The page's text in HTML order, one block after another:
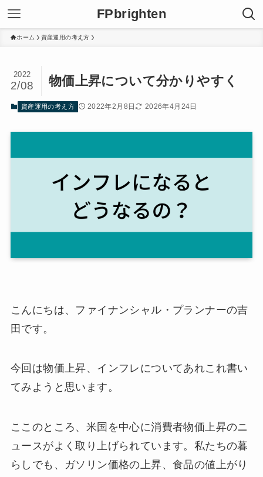
FPbrighten
ホーム 資産運用の考え方
物価上昇について分かりやすく
2022
2/08
資産運用の考え方 2022年2月8日 2026年4月24日
こんにちは、ファイナンシャル・プランナーの吉
田です。
今回は物価上昇、インフレについてあれこれ書い
てみようと思います。
ここのところ、米国を中心に消費者物価上昇のニ
ュースがよく取り上げられています。私たちの暮
らしでも、ガソリン価格の上昇、食品の値上がり